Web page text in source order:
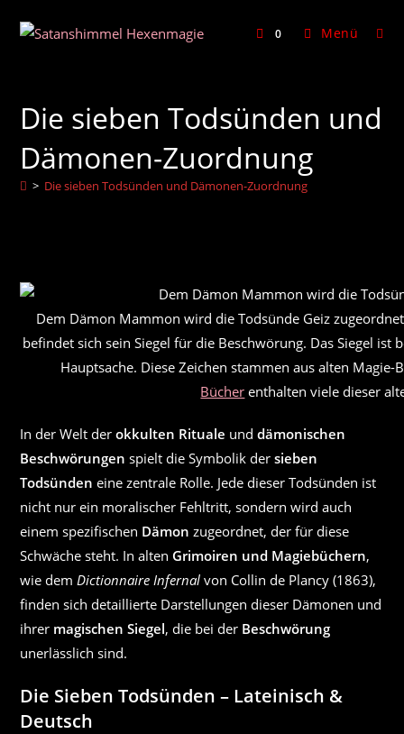
Inhalt
0 Menü
Die sieben Todsünden und
Dämonen-Zuordnung
> Die sieben Todsünden und Dämonen-Zuordnung
Dem Dämon Mammon wird die Todsünde Geiz
befindet sich sein Siegel für die Beschwörung. Das Siegel ist
Hauptsache. Diese Zeichen stammen aus alten Magie-
Bücher enthalten viele dieser
In der Welt derokkulten Rituale unddämonischen
Beschwörungen spielt die Symbolik dersieben
Todsünden eine zentrale Rolle. Jede dieser Todsünden ist
nicht nur ein moralischer Fehltritt, sondern wird auch
einem spezifischen Dämon zugeordnet, der für diese
Schwäche steht. In alten Grimoiren und Magiebüchern,
wie demDictionnaire Infernal von Collin de Plancy (1863),
finden sich detaillierte Darstellungen dieser Dämonen und
ihrer magischen Siegel, die bei der Beschwörung
unerlässlich sind.
Die Sieben Todsünden – Lateinisch &
Deutsch